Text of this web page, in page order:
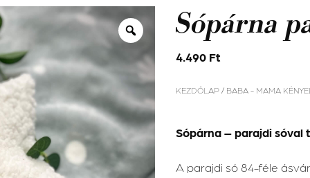
Sópárna
4.490 Ft
KEZDŐLAP / BABA - MAMA
Sópárna – parajdi sóval
A parajdi só 84-féle